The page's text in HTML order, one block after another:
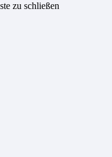
zu schließen